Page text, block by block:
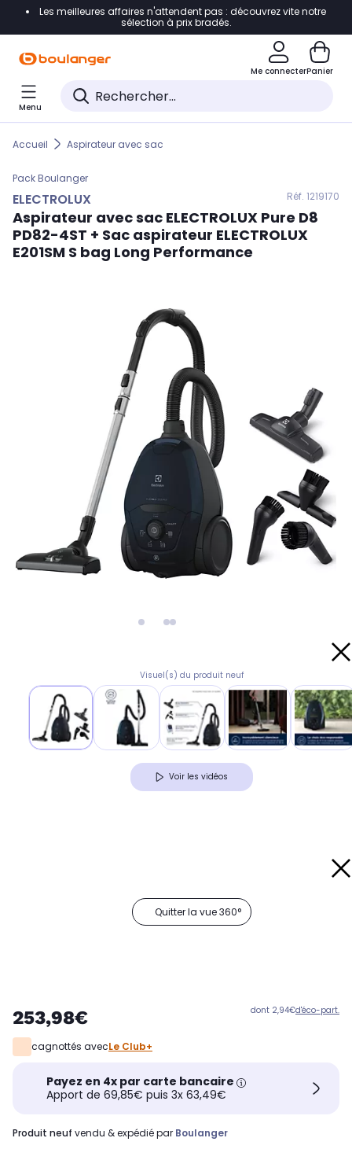
Accéder directement à la navigation
Accéder directement au pied de page
Accéder directement au chatbot
Les meilleures affaires n'attendent pas : découvrez vite notre
sélection à prix bradés.
Me connecterPanier
Menu
Accueil Aspirateur avec sac
PackBoulanger
ELECTROLUX Réf. 1219170
Aspirateur avec sac ELECTROLUX Pure D8
PD82-4ST + Sac aspirateur ELECTROLUX
E201SM S bag Long Performance
Visuel(s) du produit neuf
Voir les vidéos
Quitter la vue 360°
253,98€ dont 2,94€d'éco-part.
cagnottés avecLe Club+
Payez en 4x par carte bancaire
Apport de 69,85€ puis 3x 63,49€
produit neuf vendu & expédié par Boulanger